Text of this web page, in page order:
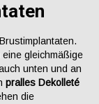
eine gleichmäßige
unten und an
pralles Dekolleté
die